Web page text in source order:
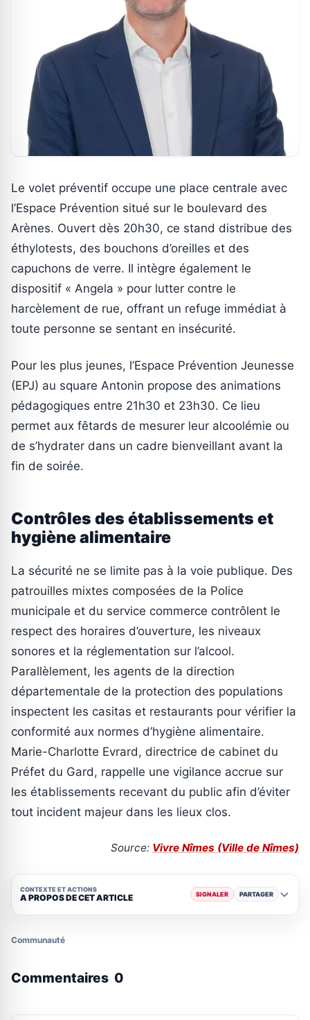
Le volet préventif occupe une place centrale avec
l’Espace Prévention situé sur le boulevard des
Arènes. Ouvert dès 20h30, ce stand distribue des
éthylotests, des bouchons d’oreilles et des
capuchons de verre. Il intègre également le
dispositif « Angela » pour lutter contre le
harcèlement de rue, offrant un refuge immédiat à
toute personne se sentant en insécurité.
Pour les plus jeunes, l’Espace Prévention Jeunesse
(EPJ) au square Antonin propose des animations
pédagogiques entre 21h30 et 23h30. Ce lieu
permet aux fêtards de mesurer leur alcoolémie ou
de s’hydrater dans un cadre bienveillant avant la
fin de soirée.
Contrôles des établissements et
hygiène alimentaire
La sécurité ne se limite pas à la voie publique. Des
patrouilles mixtes composées de la Police
municipale et du service commerce contrôlent le
respect des horaires d’ouverture, les niveaux
sonores et la réglementation sur l’alcool.
Parallèlement, les agents de la direction
départementale de la protection des populations
inspectent les casitas et restaurants pour vérifier la
conformité aux normes d’hygiène alimentaire.
Marie-Charlotte Evrard, directrice de cabinet du
Préfet du Gard, rappelle une vigilance accrue sur
les établissements recevant du public afin d’éviter
tout incident majeur dans les lieux clos.
Source: Vivre Nîmes (Ville de Nîmes)
CONTEXTE ET ACTIONS
A PROPOS DE CET ARTICLE SIGNALER PARTAGER
Communauté
Commentaires 0